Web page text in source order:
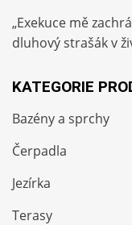
„Exekuce mě
dluhový strašák v
KATEGORIE
Bazény a sprchy
Čerpadla
Jezírka
Terasy